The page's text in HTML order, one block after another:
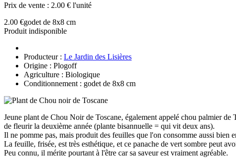
Prix de vente : 2.00 € l'unité
2.00 €godet de 8x8 cm
Produit indisponible
Producteur : Le Jardin des Lisières
Origine : Plogoff
Agriculture : Biologique
Conditionnement : godet de 8x8 cm
Jeune plant de Chou Noir de Toscane, également appelé chou palmier
de fleurir la deuxième année (plante bisannuelle = qui vit deux ans).
Il ne pomme pas, mais produit des feuilles que l'on consomme aussi bien
La feuille, frisée, est très esthétique, et ce panache de vert sombre peut
Peu connu, il mérite pourtant à l'être car sa saveur est vraiment agréable.